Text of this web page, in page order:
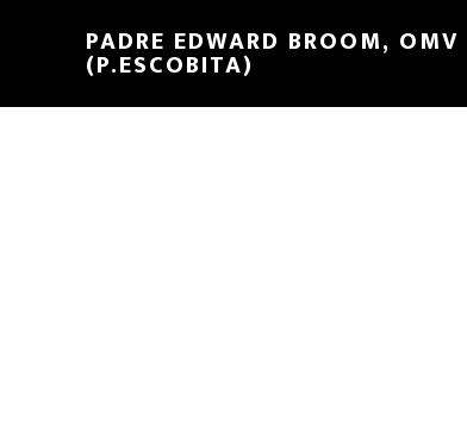
PADRE EDWARD BROOM, OMV
(P.ESCOBITA)